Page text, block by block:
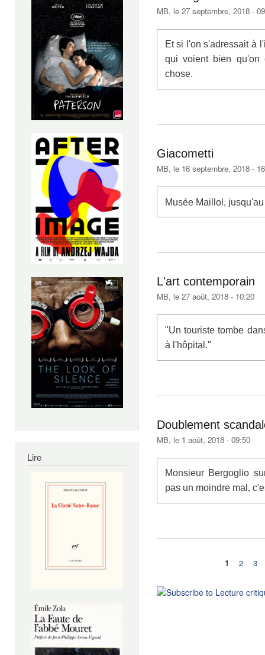
Lire
MB, le 27 septembre, 2018 -
Et si l'on s'adressait à
qui voient bien qu'on
chose.
Giacometti
MB, le 16 septembre, 2018 -
Musée Maillol,
L'art contemporain
MB, le 27 août, 2018 - 10:20
"Un touriste tombe
à l'hôpital."
Doublement
MB, le 1 août, 2018 - 09:50
Monsieur Bergoglio
pas un moindre mal,
1 2 3